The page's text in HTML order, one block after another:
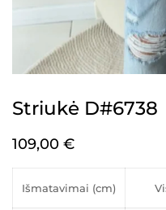
Striukė D#6738
109,00 €
Išmatavimai (cm)